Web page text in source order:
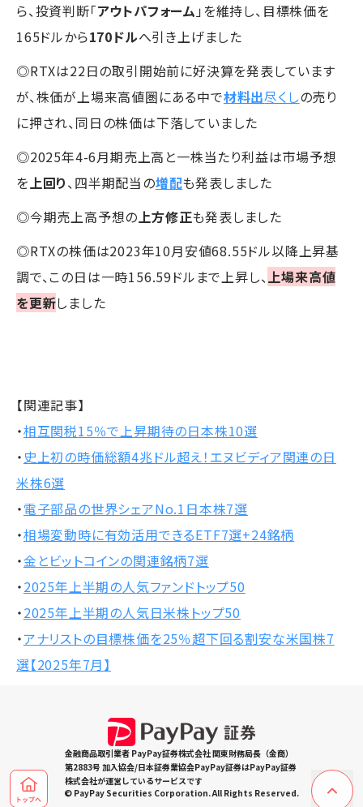
ら、投資判断「アウトパフォーム 」を維持し、目標株価を
165ドルから170ドルへ引き上げました
◎RTXは22日の取引開始前に好決算を発表しています
が、株価が上場来高値圏にある中で材料出尽くしの売り
に押され、同日の株価は下落していました
◎2025年4-6月期売上高と一株当たり利益は市場予想
を上回り、四半期配当の増配も発表しました
◎今期売上高予想の上方修正も発表しました
◎RTXの株価は2023年10月安値68.55ドル以降上昇基
調で、この日は一時156.59ドルまで上昇し、上場来高値
を更新しました
【関連記事】
・相互関税15％で上昇期待の日本株10選
・ 史上初の時価総額4兆ドル超え！エヌビディア関連の日
米株6選
・電子部品の世界シェアNo.1日本株7選
・相場変動時に有効活用できるETF7選+24銘柄
・金とビットコインの関連銘柄7選
・2025年上半期の人気ファンドトップ50
・2025年上半期の人気日米株トップ50
・アナリストの目標株価を25％超下回る割安な米国株7
選【2025年7月】
金融商品取引業者 PayPay証券株式会社 関東財務局長（金商）
第2883号 加入協会/日本証券業協会PayPay証券はPayPay証券
株式会社が運営しているサービスです
© PayPay Securities Corporation. All Rights Reserved.